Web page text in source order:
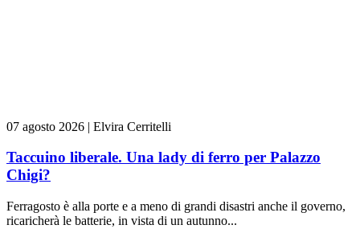
07 agosto 2026 | Elvira Cerritelli
Taccuino liberale. Una lady di ferro per Palazzo
Chigi?
Ferragosto è alla porte e a meno di grandi disastri anche il governo,
ricaricherà le batterie, in vista di un autunno...